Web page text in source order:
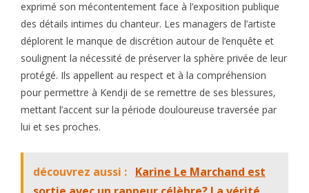
exprimé son mécontentement face à l’exposition publique
des détails intimes du chanteur. Les managers de l’artiste
déplorent le manque de discrétion autour de l’enquête et
soulignent la nécessité de préserver la sphère privée de leur
protégé. Ils appellent au respect et à la compréhension
pour permettre à Kendji de se remettre de ses blessures,
mettant l’accent sur la période douloureuse traversée par
lui et ses proches.
découvrez aussi : Karine Le Marchand est